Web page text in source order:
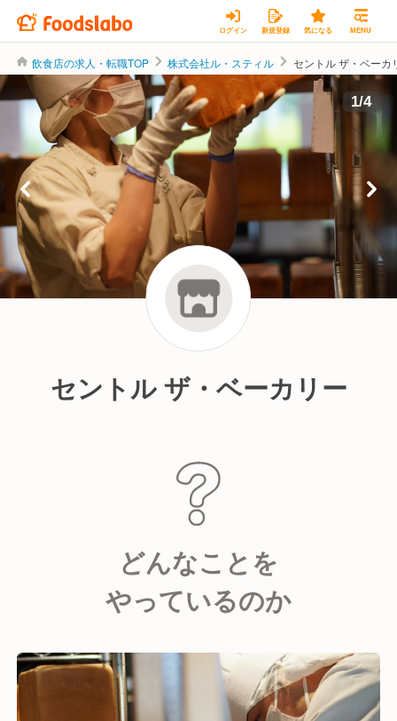
ログイン 新規登録 気になる MENU
飲食店の求人・転職TOP 株式会社ル・スティル セントル ザ・ベーカ
株式会社ル・スティル 1/4
セントル ザ・ベーカリー
どんなことを
やっているのか